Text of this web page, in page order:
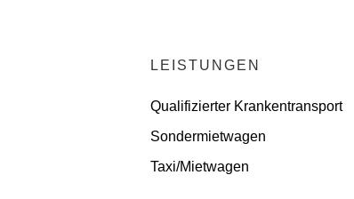
LEISTUNGEN
Qualifizierter Krankentransport
Sondermietwagen
Taxi/Mietwagen